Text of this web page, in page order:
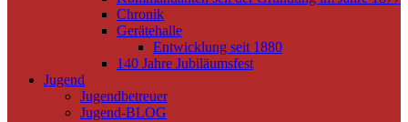
Chronik
Gerätehalle
Entwicklung seit 1880
140 Jahre Jubiläumsfest
Jugend
Jugendbetreuer
Jugend-BLOG